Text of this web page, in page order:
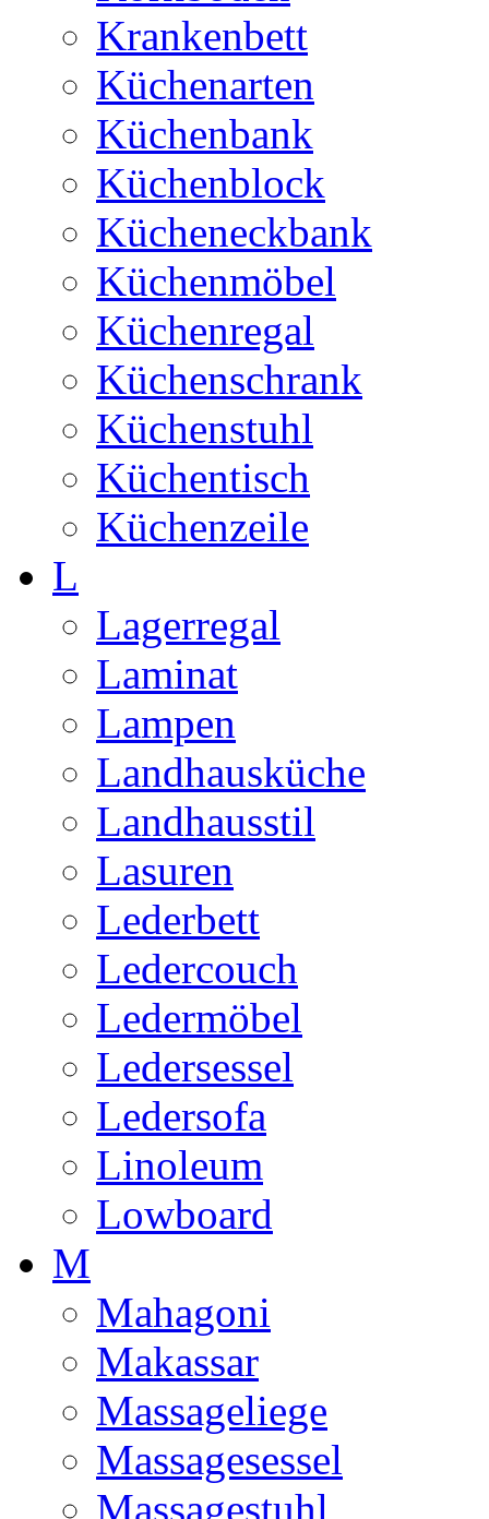
Krankenbett
Küchenarten
Küchenbank
Küchenblock
Kücheneckbank
Küchenmöbel
Küchenregal
Küchenschrank
Küchenstuhl
Küchentisch
Küchenzeile
L
Lagerregal
Laminat
Lampen
Landhausküche
Landhausstil
Lasuren
Lederbett
Ledercouch
Ledermöbel
Ledersessel
Ledersofa
Linoleum
Lowboard
M
Mahagoni
Makassar
Massageliege
Massagesessel
Massagestuhl